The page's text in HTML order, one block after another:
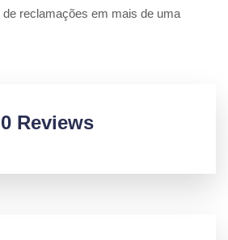
reclamações em mais de uma
0 Reviews